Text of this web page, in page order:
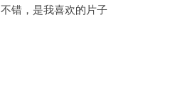
不错，是我喜欢的片子